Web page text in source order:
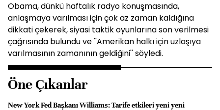
Obama, dünkü haftalık radyo konuşmasında,
anlaşmaya varılması için çok az zaman kaldığına
dikkati çekerek, siyasi taktik oyunlarına son verilmesi
çağrısında bulundu ve ''Amerikan halkı için uzlaşıya
varılmasının zamanının geldiğini'' söyledi.
Öne Çıkanlar
New York Fed Başkanı Williams: Tarife etkileri yeni yeni